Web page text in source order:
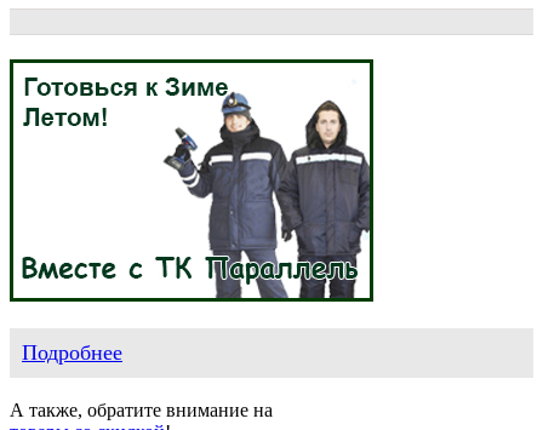
Подробнее
А также, обратите внимание на